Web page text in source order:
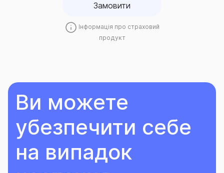
Замовити
Інформація про страховий
продукт
Ви можете
убезпечити себе
на випадок